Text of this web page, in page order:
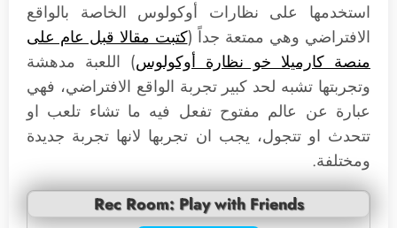
استخدمها على نظارات أوكولوس الخاصة بالواقع
الافتراضي وهي ممتعة جداً (كتبت مقالا قبل عام على
منصة كارميلا خو نظارة أوكولوس) اللعبة مدهشة
وتجربتها تشبه لحد كبير تجربة الواقع الافتراضي، فهي
عبارة عن عالم مفتوح تفعل فيه ما تشاء تلعب او
تتحدث او تتجول، يجب ان تجربها لانها تجربة جديدة
ومختلفة.
Rec Room: Play with Friends